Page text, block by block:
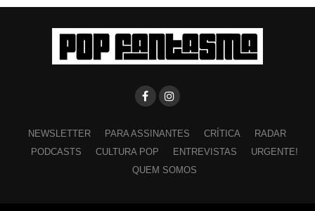
NEWSLETTER PARA ASSINANTES CRÍTICA
RADAR
PODCASTS
CULTURA POP ENTREVISTAS
URGENTE!
QUEM SOMOS